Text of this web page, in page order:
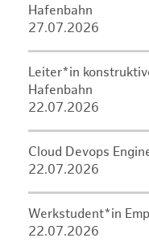
Hafenbahn
27.07.2026
Leiter*in
Hafenbahn
22.07.2026
Cloud Devops
22.07.2026
Werkstudent*in
22.07.2026